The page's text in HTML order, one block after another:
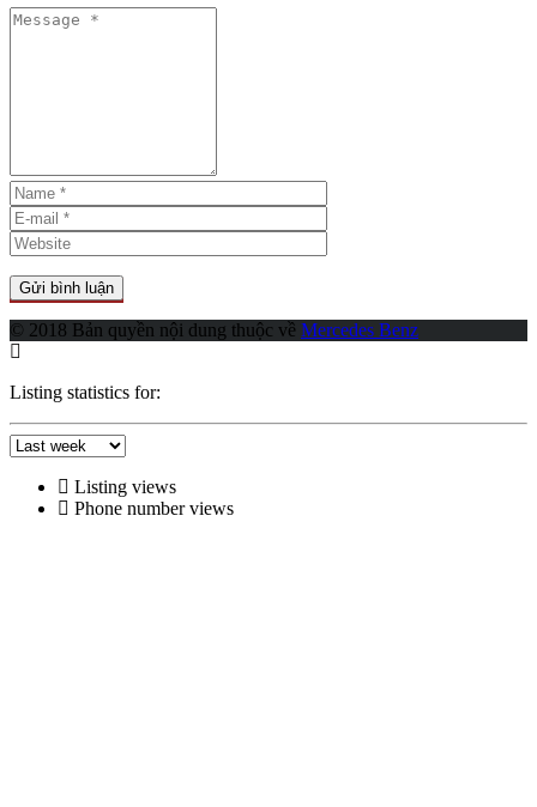
© 2018 Bản quyền nội dung thuộc về Mercedes Benz
Listing statistics for:
Listing views
Phone number views